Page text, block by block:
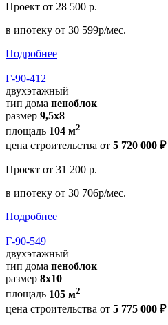
Проект от 28 500 р.
в ипотеку от 30 599р/мес.
Подробнее
Г-90-412
двухэтажный
тип дома пеноблок
размер 9,5х8
площадь 104 м2
цена строительства от 5 720 000 ₽
Проект от 31 200 р.
в ипотеку от 30 706р/мес.
Подробнее
Г-90-549
двухэтажный
тип дома пеноблок
размер 8х10
площадь 105 м2
цена строительства от 5 775 000 ₽